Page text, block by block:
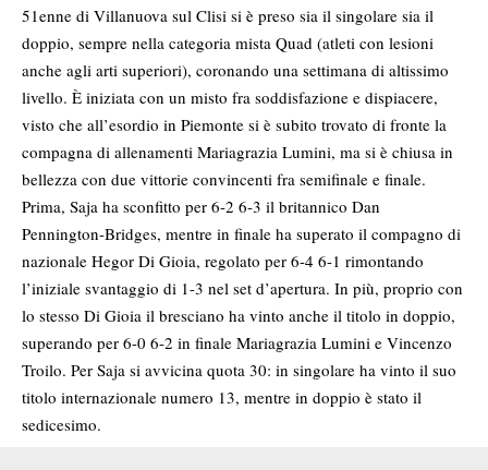
51enne di Villanuova sul Clisi si è preso sia il singolare sia il
doppio, sempre nella categoria mista Quad (atleti con lesioni
anche agli arti superiori), coronando una settimana di altissimo
livello. È iniziata con un misto fra soddisfazione e dispiacere,
visto che all’esordio in Piemonte si è subito trovato di fronte la
compagna di allenamenti Mariagrazia Lumini, ma si è chiusa in
bellezza con due vittorie convincenti fra semifinale e finale.
Prima, Saja ha sconfitto per 6-2 6-3 il britannico Dan
Pennington-Bridges, mentre in finale ha superato il compagno di
nazionale Hegor Di Gioia, regolato per 6-4 6-1 rimontando
l’iniziale svantaggio di 1-3 nel set d’apertura. In più, proprio con
lo stesso Di Gioia il bresciano ha vinto anche il titolo in doppio,
superando per 6-0 6-2 in finale Mariagrazia Lumini e Vincenzo
Troilo. Per Saja si avvicina quota 30: in singolare ha vinto il suo
titolo internazionale numero 13, mentre in doppio è stato il
sedicesimo.